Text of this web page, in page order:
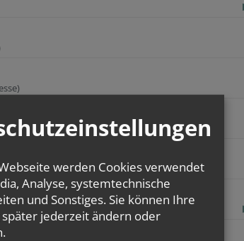
werden Cookies verwendet
Analyse, systemtechnische
und Sonstiges. Sie können Ihre
jederzeit ändern oder